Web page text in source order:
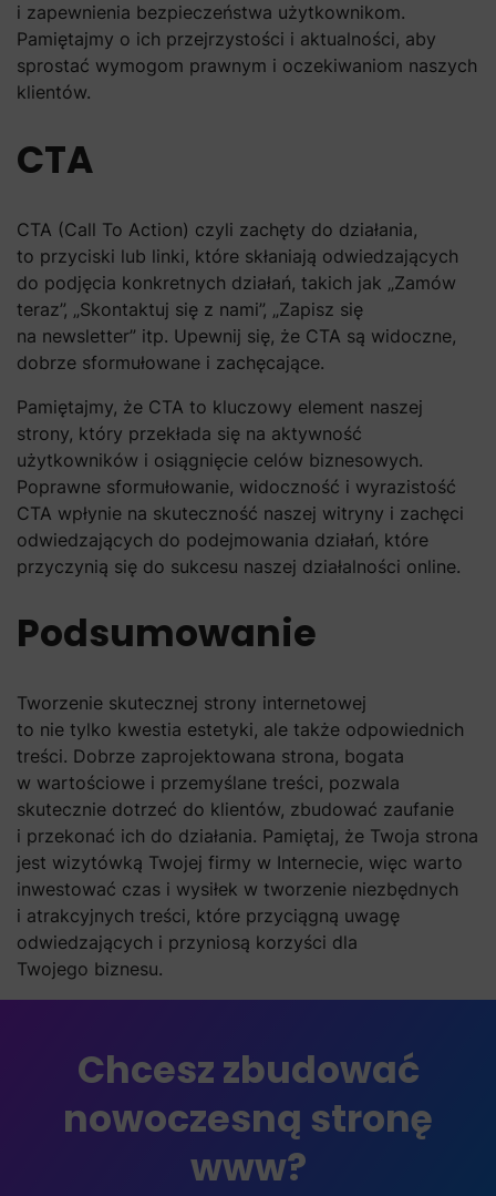
i zapewnienia bezpieczeństwa użytkownikom.
Pamiętajmy o ich przejrzystości i aktualności, aby
sprostać wymogom prawnym i oczekiwaniom naszych
klientów.
CTA
CTA (Call To Action) czyli zachęty do działania,
to przyciski lub linki, które skłaniają odwiedzających
do podjęcia konkretnych działań, takich jak „Zamów
teraz”, „Skontaktuj się z nami”, „Zapisz się
na newsletter” itp. Upewnij się, że CTA są widoczne,
dobrze sformułowane i zachęcające.
Pamiętajmy, że CTA to kluczowy element naszej
strony, który przekłada się na aktywność
użytkowników i osiągnięcie celów biznesowych.
Poprawne sformułowanie, widoczność i wyrazistość
CTA wpłynie na skuteczność naszej witryny i zachęci
odwiedzających do podejmowania działań, które
przyczynią się do sukcesu naszej działalności online.
Podsumowanie
Tworzenie skutecznej strony internetowej
to nie tylko kwestia estetyki, ale także odpowiednich
treści. Dobrze zaprojektowana strona, bogata
w wartościowe i przemyślane treści, pozwala
skutecznie dotrzeć do klientów, zbudować zaufanie
i przekonać ich do działania. Pamiętaj, że Twoja strona
jest wizytówką Twojej firmy w Internecie, więc warto
inwestować czas i wysiłek w tworzenie niezbędnych
i atrakcyjnych treści, które przyciągną uwagę
odwiedzających i przyniosą korzyści dla
Twojego biznesu.
Chcesz zbudować
nowoczesną stronę
www?